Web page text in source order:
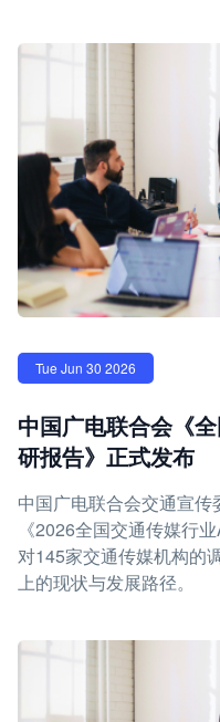
Tue Jun 30 2026
中国广电联合会《
研报告》正式发布
中国广电联合会交通宣传
《2026全国交通传媒行
对145家交通传媒机构的
上的现状与发展路径。